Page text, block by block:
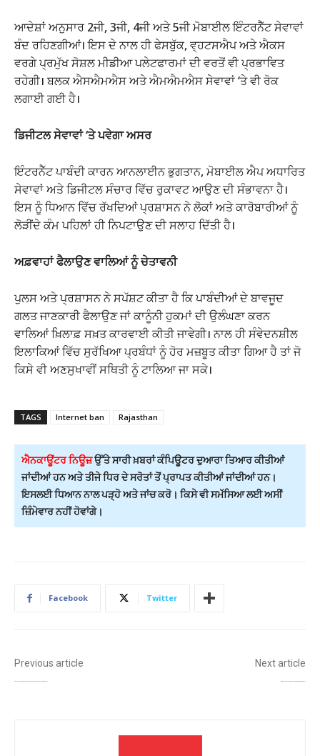
ਆਦੇਸ਼ਾਂ ਅਨੁਸਾਰ 2ਜੀ, 3ਜੀ, 4ਜੀ ਅਤੇ 5ਜੀ ਮੋਬਾਈਲ ਇੰਟਰਨੈੱਟ ਸੇਵਾਵਾਂ
ਬੰਦ ਰਹਿਣਗੀਆਂ। ਇਸ ਦੇ ਨਾਲ ਹੀ ਫੇਸਬੁੱਕ, ਵ੍ਹਟਸਐਪ ਅਤੇ ਐਕਸ
ਵਰਗੇ ਪ੍ਰਮੁੱਖ ਸੋਸ਼ਲ ਮੀਡੀਆ ਪਲੇਟਫਾਰਮਾਂ ਦੀ ਵਰਤੋਂ ਵੀ ਪ੍ਰਭਾਵਿਤ
ਰਹੇਗੀ। ਬਲਕ ਐਸਐਮਐਸ ਅਤੇ ਐਮਐਮਐਸ ਸੇਵਾਵਾਂ ‘ਤੇ ਵੀ ਰੋਕ
ਲਗਾਈ ਗਈ ਹੈ।
ਡਿਜੀਟਲ ਸੇਵਾਵਾਂ ‘ਤੇ ਪਵੇਗਾ ਅਸਰ
ਇੰਟਰਨੈੱਟ ਪਾਬੰਦੀ ਕਾਰਨ ਆਨਲਾਈਨ ਭੁਗਤਾਨ, ਮੋਬਾਈਲ ਐਪ ਅਧਾਰਿਤ
ਸੇਵਾਵਾਂ ਅਤੇ ਡਿਜੀਟਲ ਸੰਚਾਰ ਵਿੱਚ ਰੁਕਾਵਟ ਆਉਣ ਦੀ ਸੰਭਾਵਨਾ ਹੈ।
ਇਸ ਨੂੰ ਧਿਆਨ ਵਿੱਚ ਰੱਖਦਿਆਂ ਪ੍ਰਸ਼ਾਸਨ ਨੇ ਲੋਕਾਂ ਅਤੇ ਕਾਰੋਬਾਰੀਆਂ ਨੂੰ
ਲੋੜੀਂਦੇ ਕੰਮ ਪਹਿਲਾਂ ਹੀ ਨਿਪਟਾਉਣ ਦੀ ਸਲਾਹ ਦਿੱਤੀ ਹੈ।
ਅਫ਼ਵਾਹਾਂ ਫੈਲਾਉਣ ਵਾਲਿਆਂ ਨੂੰ ਚੇਤਾਵਨੀ
ਪੁਲਸ ਅਤੇ ਪ੍ਰਸ਼ਾਸਨ ਨੇ ਸਪੱਸ਼ਟ ਕੀਤਾ ਹੈ ਕਿ ਪਾਬੰਦੀਆਂ ਦੇ ਬਾਵਜੂਦ
ਗਲਤ ਜਾਣਕਾਰੀ ਫੈਲਾਉਣ ਜਾਂ ਕਾਨੂੰਨੀ ਹੁਕਮਾਂ ਦੀ ਉਲੰਘਣਾ ਕਰਨ
ਵਾਲਿਆਂ ਖ਼ਿਲਾਫ਼ ਸਖ਼ਤ ਕਾਰਵਾਈ ਕੀਤੀ ਜਾਵੇਗੀ। ਨਾਲ ਹੀ ਸੰਵੇਦਨਸ਼ੀਲ
ਇਲਾਕਿਆਂ ਵਿੱਚ ਸੁਰੱਖਿਆ ਪ੍ਰਬੰਧਾਂ ਨੂੰ ਹੋਰ ਮਜ਼ਬੂਤ ਕੀਤਾ ਗਿਆ ਹੈ ਤਾਂ ਜੋ
ਕਿਸੇ ਵੀ ਅਣਸੁਖਾਵੀਂ ਸਥਿਤੀ ਨੂੰ ਟਾਲਿਆ ਜਾ ਸਕੇ।
TAGS Internet ban Rajasthan
ਐਨਕਾਊਂਟਰ ਨਿਊਜ਼ਉੱਤੇ ਸਾਰੀ ਖ਼ਬਰਾਂ ਕੰਪਿਊਟਰ ਦੁਆਰਾ ਤਿਆਰ ਕੀਤੀਆਂ
ਜਾਂਦੀਆਂ ਹਨ ਅਤੇ ਤੀਜੇ ਧਿਰ ਦੇ ਸਰੋਤਾਂ ਤੋਂ ਪ੍ਰਾਪਤ ਕੀਤੀਆਂ ਜਾਂਦੀਆਂ ਹਨ।
ਇਸਲਈ ਧਿਆਨ ਨਾਲ ਪੜ੍ਹੋ ਅਤੇ ਜਾਂਚ ਕਰੋ। ਕਿਸੇ ਵੀ ਸਮੱਸਿਆ ਲਈ ਅਸੀਂ
ਜ਼ਿੰਮੇਵਾਰ ਨਹੀਂ ਹੋਵਾਂਗੇ।
Facebook Twitter
Previous article Next article